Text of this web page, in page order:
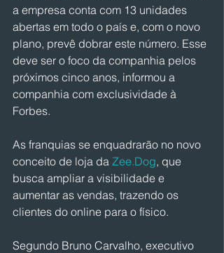
a empresa conta com 13 unidades
abertas em todo o país e, com o novo
plano, prevê dobrar este número. Esse
deve ser o foco da companhia pelos
próximos cinco anos, informou a
companhia com exclusividade à
Forbes.
As franquias se enquadrarão no novo
conceito de loja da Zee.Dog, que
busca ampliar a visibilidade e
aumentar as vendas, trazendo os
clientes do online para o físico.
Segundo Bruno Carvalho, executivo